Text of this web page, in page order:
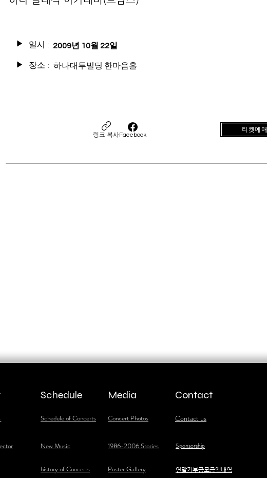
하나대투빌딩 한마음홀
장소 :
▶
▶ 일시 : 2009년 10월 22일
링크 복사Facebook
티켓예매
Schedule
Schedule of Concerts
Media
Concert Photos
Contact
Contact us
New Music 1986-2006 Stories Sponsorship
history of Concerts Poster Gallery ​연말기부금모금액내역